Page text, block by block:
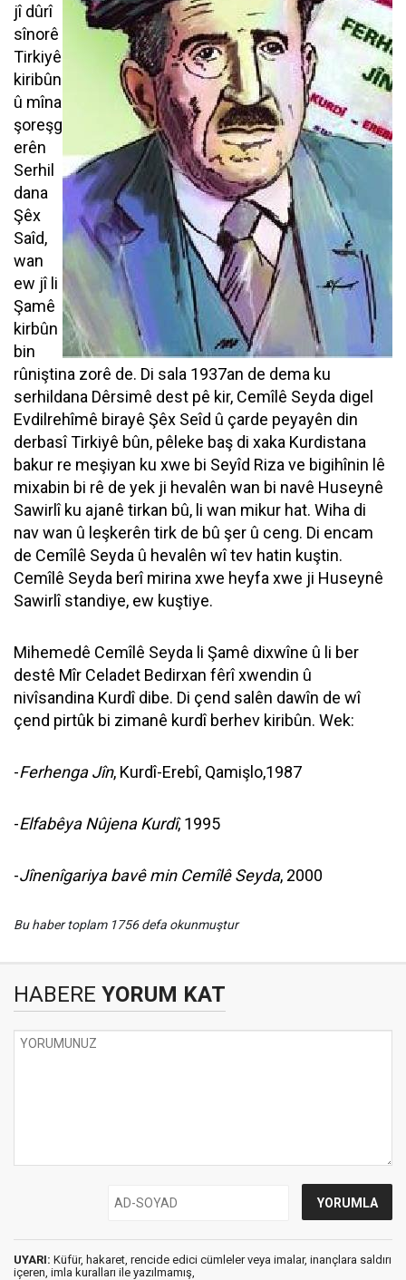
jî dûrî
sînorê
Tirkiyê
kiribûn
û mîna
şoreşg
erên
Serhil
dana
Şêx
Saîd,
wan
ew jî li
Şamê
kirbûn
bin
rûniştina zorê de. Di sala 1937an de dema ku
serhildana Dêrsimê dest pê kir, Cemîlê Seyda digel
Evdilrehîmê birayê Şêx Seîd û çarde peyayên din
derbasî Tirkiyê bûn, pêleke baş di xaka Kurdistana
bakur re meşiyan ku xwe bi Seyîd Riza ve bigihînin lê
mixabin bi rê de yek ji hevalên wan bi navê Huseynê
Sawirlî ku ajanê tirkan bû, li wan mikur hat. Wiha di
nav wan û leşkerên tirk de bû şer û ceng. Di encam
de Cemîlê Seyda û hevalên wî tev hatin kuştin.
Cemîlê Seyda berî mirina xwe heyfa xwe ji Huseynê
Sawirlî standiye, ew kuştiye.
Mihemedê Cemîlê Seyda li Şamê dixwîne û li ber
destê Mîr Celadet Bedirxan fêrî xwendin û
nivîsandina Kurdî dibe. Di çend salên dawîn de wî
çend pirtûk bi zimanê kurdî berhev kiribûn. Wek:
-Ferhenga Jîn, Kurdî-Erebî, Qamişlo,1987
-Elfabêya Nûjena Kurdî, 1995
-Jînenîgariya bavê min Cemîlê Seyda, 2000
Bu haber toplam 1756 defa okunmuştur
HABERE YORUM KAT
UYARI: Küfür, hakaret, rencide edici cümleler veya imalar, inançlara saldırı
içeren, imla kuralları ile yazılmamış,